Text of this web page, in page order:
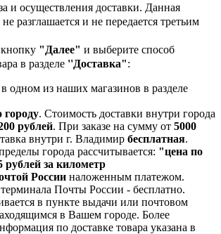
и осуществления доставки. Данная
разглашается и не передается третьим
"Далее" и выберите способ
в разделе ''Доставка":
в одном из наших магазинов в разделе
городу. Стоимость доставки внутри города
рублей. При заказе на сумму от 5000
внутри г. Владимир бесплатная.
города рассчитывается: "цена по
рублей за километр
России наложенным платежом.
Почты России - бесплатно.
в пункте выдачи или почтовом
в Вашем городе. Более
по доставке товара указана в